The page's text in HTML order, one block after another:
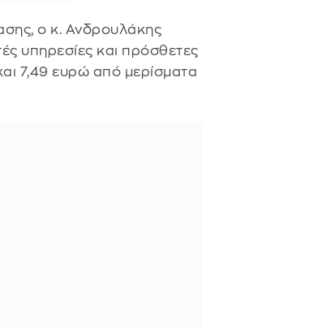
ο κ. Ανδρουλάκης
υπηρεσίες και πρόσθετες
7,49 ευρώ από μερίσματα